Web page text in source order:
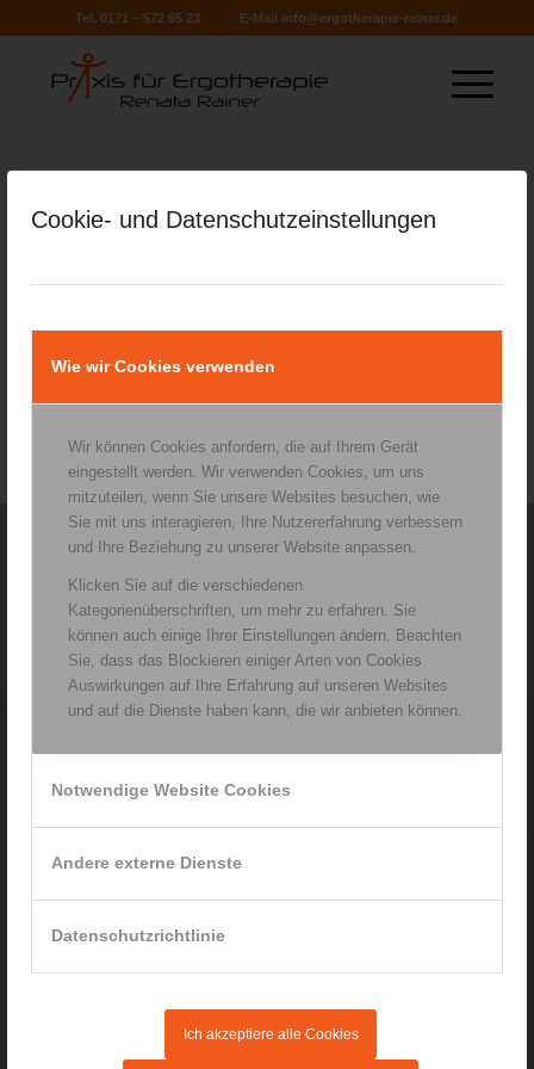
Cookie- und Datenschutzeinstellungen
Wie wir Cookies verwenden
Wir können Cookies anfordern, die auf Ihrem Gerät
eingestellt werden. Wir verwenden Cookies, um uns
mitzuteilen, wenn Sie unsere Websites besuchen, wie
Sie mit uns interagieren, Ihre Nutzererfahrung verbessern
und Ihre Beziehung zu unserer Website anpassen.
Klicken Sie auf die verschiedenen
Kategorienüberschriften, um mehr zu erfahren. Sie
können auch einige Ihrer Einstellungen ändern. Beachten
Sie, dass das Blockieren einiger Arten von Cookies
Auswirkungen auf Ihre Erfahrung auf unseren Websites
und auf die Dienste haben kann, die wir anbieten können.
Notwendige Website Cookies
Andere externe Dienste
Datenschutzrichtlinie
Ich akzeptiere alle Cookies
Tel. 0171 – 572 65 23 E-Mail info@ergotherapie-rainer.de
Praxis für Ergotherapie
Renata Rainer
Michael-Fischer-Platz 3
94469 Deggendorf
Tel. 0171 / 572 65 23
info@ergotherapie-rainer.de